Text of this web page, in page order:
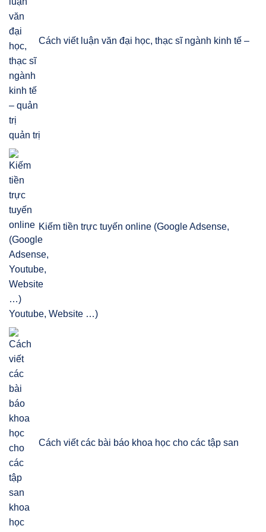
Cách viết luận văn đại học, thạc sĩ ngành kinh tế –
quản trị
Kiếm tiền trực tuyến online (Google Adsense,
Youtube, Website …)
Cách viết các bài báo khoa học cho các tập san